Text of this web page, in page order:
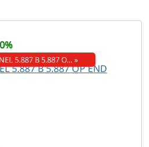
5.887 B 5.887 O… »